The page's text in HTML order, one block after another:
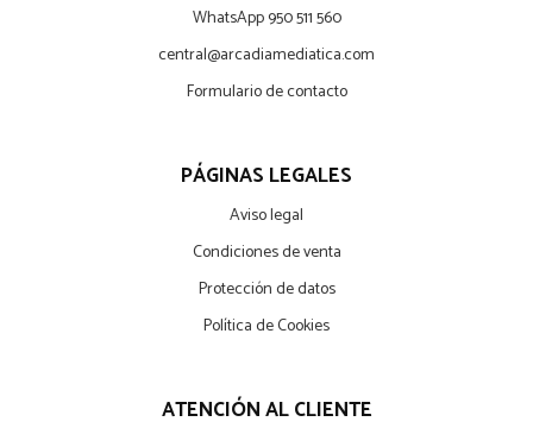
WhatsApp 950 511 560
central@arcadiamediatica.com
Formulario de contacto
PÁGINAS LEGALES
Aviso legal
Condiciones de venta
Protección de datos
Política de Cookies
ATENCIÓN AL CLIENTE